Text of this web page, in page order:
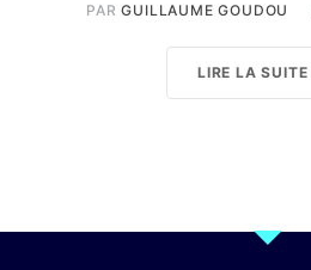
PARGUILLAUME GOUDOU
LIRE LA SUITE